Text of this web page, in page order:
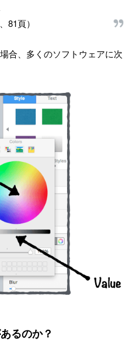
、81頁）
合、多くのソフトウェアに次
るのか？